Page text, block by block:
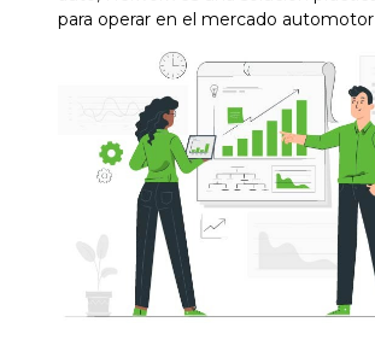
para operar en el mercado